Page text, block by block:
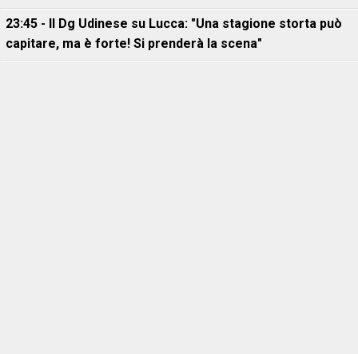
23:45 - Il Dg Udinese su Lucca: "Una stagione storta può
capitare, ma è forte! Si prenderà la scena"